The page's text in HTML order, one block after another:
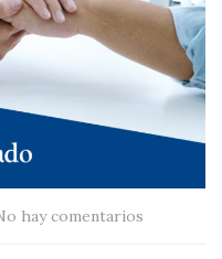
hay comentarios